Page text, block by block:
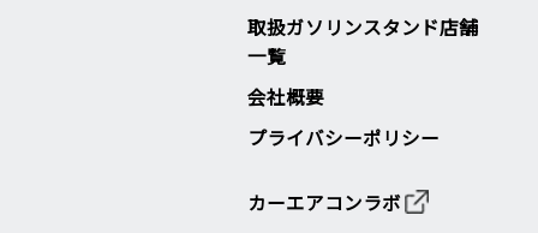
取扱ガソリンスタンド店舗
一覧
会社概要
プライバシーポリシー
カーエアコンラボ